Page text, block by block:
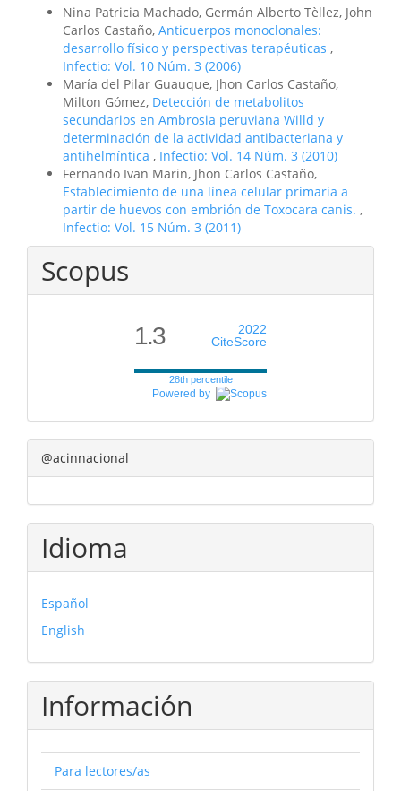
Nina Patricia Machado, Germán Alberto Tèllez, John
Carlos Castaño, Anticuerpos monoclonales:
desarrollo físico y perspectivas terapéuticas ,
Infectio: Vol. 10 Núm. 3 (2006)
María del Pilar Guauque, Jhon Carlos Castaño,
Milton Gómez, Detección de metabolitos
secundarios en Ambrosia peruviana Willd y
determinación de la actividad antibacteriana y
antihelmíntica , Infectio: Vol. 14 Núm. 3 (2010)
Fernando Ivan Marin, Jhon Carlos Castaño,
Establecimiento de una línea celular primaria a
partir de huevos con embrión de Toxocara canis. ,
Infectio: Vol. 15 Núm. 3 (2011)
Scopus
1.3
2022
CiteScore
28th percentile
Powered by
@acinnacional
Idioma
Español
English
Información
Para lectores/as